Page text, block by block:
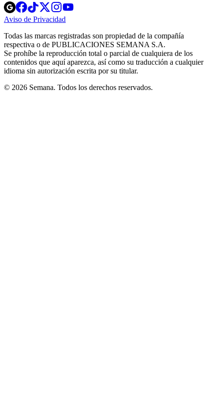
Opens
in
new
Opens
in
new
Opens
in
new
window
Opens
new
windowwindow
Aviso de Privacidad
new
window
Todas las marcas registradas son propiedad de la compañía
respectiva o de PUBLICACIONES SEMANA S.A.
Se prohíbe la reproducción total o parcial de cualquiera de los
contenidos que aquí aparezca, así como su traducción a cualquier
idioma sin autorización escrita por su titular.
© 2026 Semana. Todos los derechos reservados.